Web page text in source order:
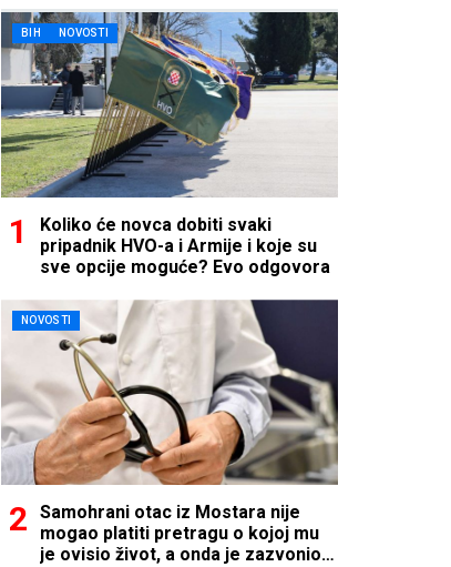
BIH NOVOSTI
Koliko će novca dobiti svaki
pripadnik HVO-a i Armije i koje su
sve opcije moguće? Evo odgovora
NOVOSTI
Samohrani otac iz Mostara nije
mogao platiti pretragu o kojoj mu
je ovisio život, a onda je zazvonio